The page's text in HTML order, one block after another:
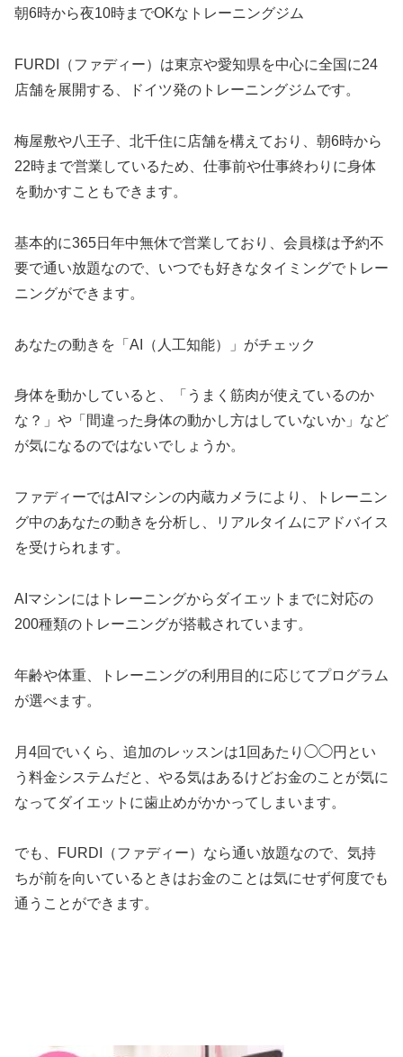
朝6時から夜10時までOKなトレーニングジム
FURDI（ファディー）は東京や愛知県を中心に全国に24
店舗を展開する、ドイツ発のトレーニングジムです。
梅屋敷や八王子、北千住に店舗を構えており、朝6時から
22時まで営業しているため、仕事前や仕事終わりに身体
を動かすこともできます。
基本的に365日年中無休で営業しており、会員様は予約不
要で通い放題なので、いつでも好きなタイミングでトレー
ニングができます。
あなたの動きを「AI（人工知能）」がチェック
身体を動かしていると、「うまく筋肉が使えているのか
な？」や「間違った身体の動かし方はしていないか」など
が気になるのではないでしょうか。
ファディーではAIマシンの内蔵カメラにより、トレーニン
グ中のあなたの動きを分析し、リアルタイムにアドバイス
を受けられます。
AIマシンにはトレーニングからダイエットまでに対応の
200種類のトレーニングが搭載されています。
年齢や体重、トレーニングの利用目的に応じてプログラム
が選べます。
月4回でいくら、追加のレッスンは1回あたり◯◯円とい
う料金システムだと、やる気はあるけどお金のことが気に
なってダイエットに歯止めがかかってしまいます。
でも、FURDI（ファディー）なら通い放題なので、気持
ちが前を向いているときはお金のことは気にせず何度でも
通うことができます。